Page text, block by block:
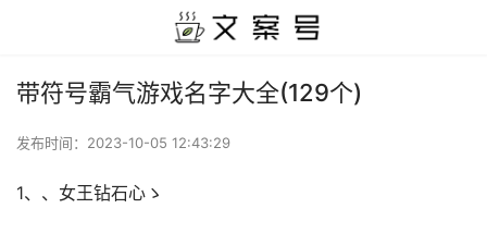
带符号霸气游戏名字大全(129个)
发布时间： 2023-10-05 12:43:29
1、、女王钻石心ゝ